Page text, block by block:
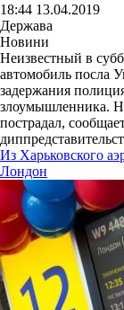
18:44 13.04.2019
Держава
Новини
Неизвестный в
автомобиль посла
задержания
злоумышленника.
пострадал,
Из Харьковского
Лондон